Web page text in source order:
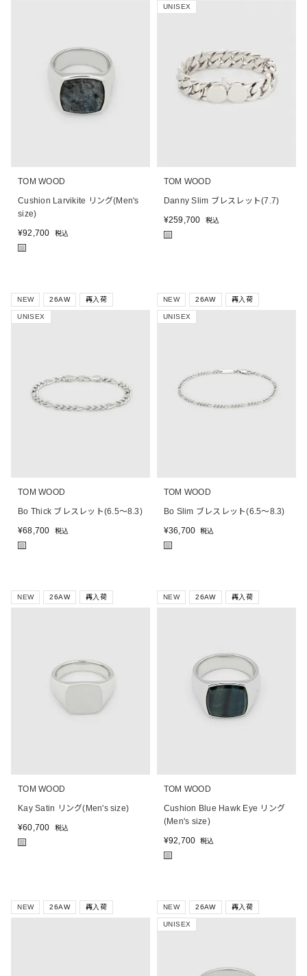
TOM WOOD
Cushion Larvikite リング(Men's
size)
¥92,700 税込
UNISEX
TOM WOOD
Danny Slim ブレスレット(7.7)
¥259,700 税込
NEW 26AW 再入荷
UNISEX
TOM WOOD
Bo Thick ブレスレット(6.5～8.3)
¥68,700 税込
■
NEW 26AW 再入荷
UNISEX
TOM WOOD
Bo Slim ブレスレット(6.5～8.3)
¥36,700 税込
■
NEW 26AW 再入荷
TOM WOOD
Kay Satin リング(Men's size)
¥60,700 税込
■
NEW 26AW 再入荷
TOM WOOD
Cushion Blue Hawk Eye リング
(Men's size)
¥92,700 税込
■
NEW 26AW 再入荷 NEW 26AW 再入荷
UNISEX